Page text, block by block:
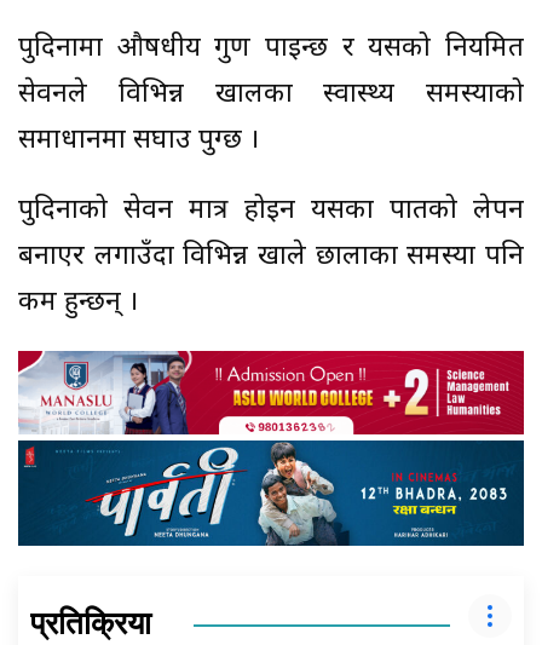
पुदिनामा औषधीय गुण पाइन्छ र यसको नियमित
सेवनले विभिन्न खालका स्वास्थ्य समस्याको
समाधानमा सघाउ पुग्छ ।
पुदिनाको सेवन मात्र होइन यसका पातको लेपन
बनाएर लगाउँदा विभिन्न खाले छालाका समस्या पनि
कम हुन्छन् ।
प्रतिक्रिया